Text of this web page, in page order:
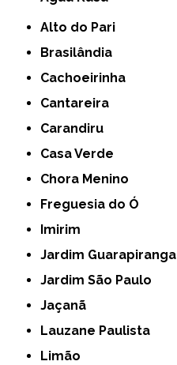
Alto do Pari
Brasilândia
Cachoeirinha
Cantareira
Carandiru
Casa Verde
Chora Menino
Freguesia do Ó
Imirim
Jardim Guarapiranga
Jardim São Paulo
Jaçanã
Lauzane Paulista
Limão